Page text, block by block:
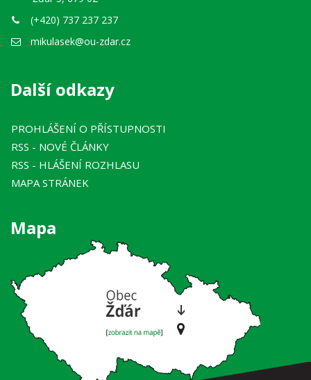
(+420) 737 237 237
mikulasek@ou-zdar.cz
Další odkazy
PROHLÁŠENÍ O PŘÍSTUPNOSTI
RSS - NOVÉ ČLÁNKY
RSS - HLÁŠENÍ ROZHLASU
MAPA STRÁNEK
Mapa